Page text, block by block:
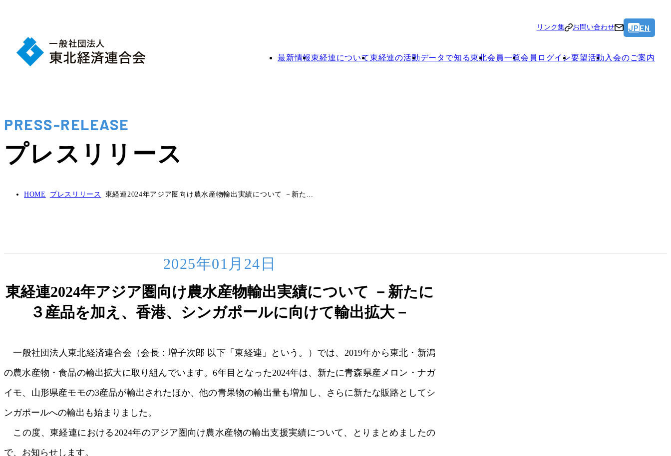
リンク集 お問い合わせ JP EN
最新情報東経連について東経連の活動データで知る東北会員一覧会員ログイン要望活動 入会のご案内
PRESS-RELEASE
プレスリリース
HOME プレスリリース 東経連2024年アジア圏向け農水産物輸出実績について －新た...
2025年01月24日
東経連2024年アジア圏向け農水産物輸出実績について －新たに
３産品を加え、香港、シンガポールに向けて輸出拡大－
一般社団法人東北経済連合会（会長：増子次郎 以下「東経連」という。）では、2019年から東北・新潟
の農水産物・食品の輸出拡大に取り組んでいます。6年目となった2024年は、新たに青森県産メロン・ナガ
イモ、山形県産モモの3産品が輸出されたほか、他の青果物の輸出量も増加し、さらに新たな販路としてシ
ンガポールへの輸出も始まりました。
この度、東経連における2024年のアジア圏向け農水産物の輸出支援実績について、とりまとめましたの
で、お知らせします。